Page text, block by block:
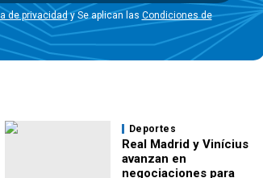
de privacidady Se aplican las Condiciones de
Deportes
Real Madrid y Vinícius
avanzan en
negociaciones para